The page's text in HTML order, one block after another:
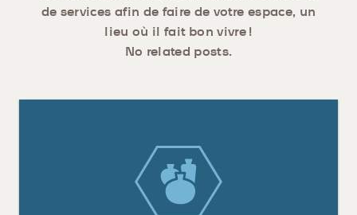
de services afin de faire de votre espace, un
lieu où il fait bon vivre !
No related posts.